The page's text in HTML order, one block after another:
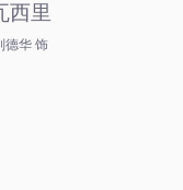
西里
德华 饰